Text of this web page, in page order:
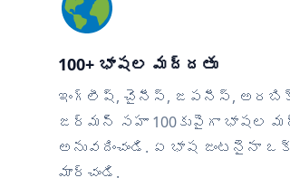
100+ భాషల మద్దతు
ఇంగ్లీష్, చైనీస్, జపనీస్,
జర్మన్ సహా 100కుపైగా భాషల
అనువదించండి. ఏ భాష జంటనైనా
మార్చండి.